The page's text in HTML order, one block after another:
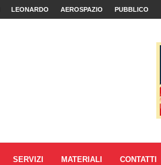
LEONARDO AEROSPAZIO PUBBLICO
SERVIZI MATERIALI CONTATTI